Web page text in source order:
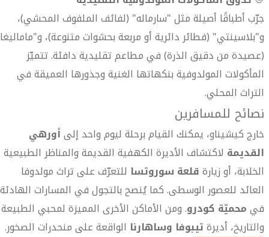
جرّب أطباقًا أصيلة مثل "سارماله" (لفائف الملفوف المحشي)،
و"بلاسينتي" (فطائر دائرية أو مربعة بحشوات متنوعة)،
(عصيدة من دقيق الذرة) في مطاعم تقليدية دافئة. تتميّز
المأكولات المولدوفية بنكهاتها الغنية وجذورها العميقة في
التراث المحلي.
نصائح للمسافرين
خارج كيشيناو، يمكنك القيام برحلة ليوم واحد إلىأورهي
القديمة لاكتشاف الأديرة الكهفية القديمة والمناظر الطبيعية
الخلابة، أو زيارةقلعة سوروتسا للتعرّف على تراث مولدوفا
العائد للعصور الوسطى. كما يُنصح بالتجول في المسارات الهادئة
فيمحميّة كودرو. ومن الأماكن الأخرى المميزة لمحبي الطبيعة
والتاريخ، أديرةتيبوفا وساهارنا الواقعة على منحدرات الصخور.